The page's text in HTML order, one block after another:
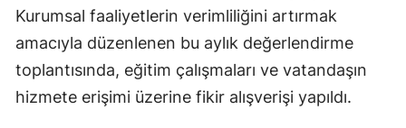
Kurumsal faaliyetlerin verimliliğini artırmak
amacıyla düzenlenen bu aylık değerlendirme
toplantısında, eğitim çalışmaları ve vatandaşın
hizmete erişimi üzerine fikir alışverişi yapıldı.